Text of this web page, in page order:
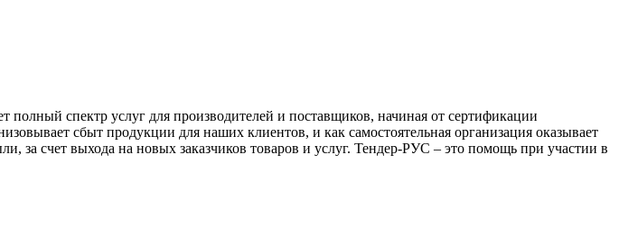
спектр услуг для производителей и поставщиков, начиная от сертификации
сбыт продукции для наших клиентов, и как самостоятельная организация оказывает
за счет выхода на новых заказчиков товаров и услуг. Тендер-РУС – это помощь при участии в